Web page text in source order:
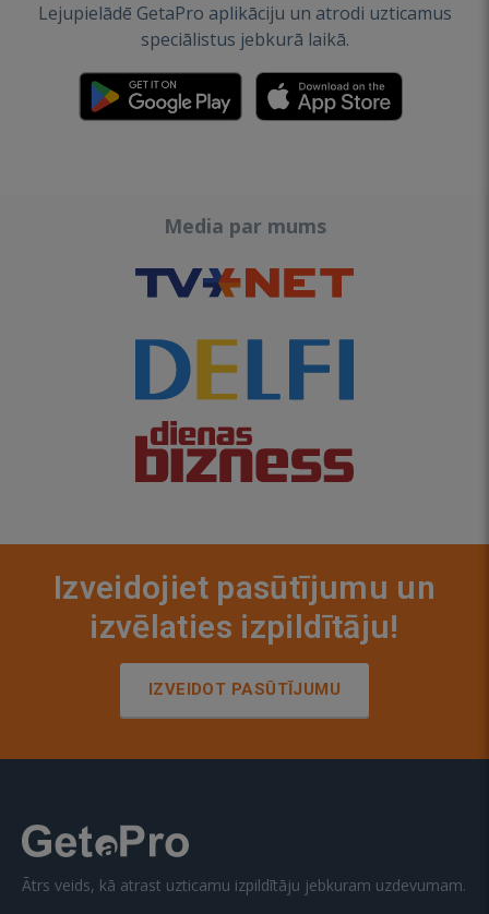
Lejupielādē GetaPro aplikāciju un atrodi uzticamus
speciālistus jebkurā laikā.
Media par mums
Izveidojiet pasūtījumu un
izvēlaties izpildītāju!
IZVEIDOT PASŪTĪJUMU
Ātrs veids, kā atrast uzticamu izpildītāju jebkuram uzdevumam.